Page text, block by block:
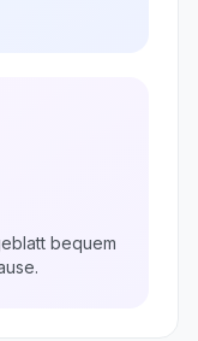
bequem